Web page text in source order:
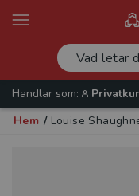
Handlar som:
Hem / Louise